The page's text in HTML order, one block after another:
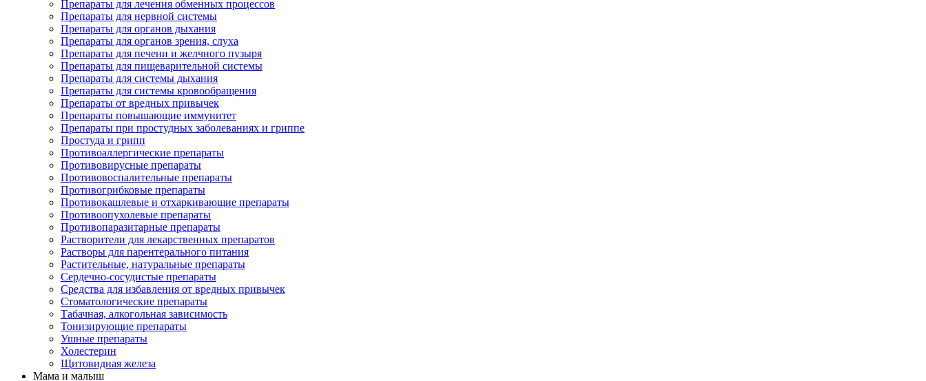
Препараты для лечения обменных процессов
Препараты для нервной системы
Препараты для органов дыхания
Препараты для органов зрения, слуха
Препараты для печени и желчного пузыря
Препараты для пищеварительной системы
Препараты для системы дыхания
Препараты для системы кровообращения
Препараты от вредных привычек
Препараты повышающие иммунитет
Препараты при простудных заболеваниях и гриппе
Простуда и грипп
Противоаллергические препараты
Противовирусные препараты
Противовоспалительные препараты
Противогрибковые препараты
Противокашлевые и отхаркивающие препараты
Противоопухолевые препараты
Противопаразитарные препараты
Растворители для лекарственных препаратов
Растворы для парентерального питания
Растительные, натуральные препараты
Сердечно-сосудистые препараты
Средства для избавления от вредных привычек
Стоматологические препараты
Табачная, алкогольная зависимость
Тонизирующие препараты
Ушные препараты
Холестерин
Щитовидная железа
Мама и малыш